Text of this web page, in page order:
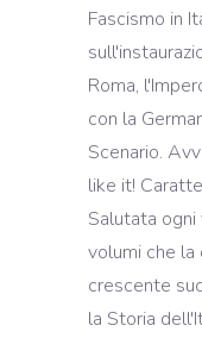
Fascismo in
Roma,
con la
Scenario.
like it!
Salutata
volumi che la
crescente
la Storia